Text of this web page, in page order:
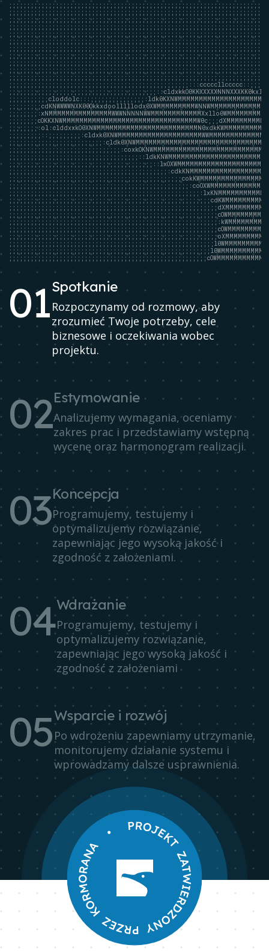
;;;;;;;;;;;;;;;;;;;;;;;;;;;;;;;;;;;;;;;;;;;;;;;;;;;;;;;;;;;;;;;;;;;;;;
;;;;;;;;;;;;;;;;;;;;;;;;;;;;;;;;;;;;;;;;;;;;;;;;;;;;;;;;;;;;;;;;;;;;;;
;;;;;;;;;;;;;;;;;;;;;;;;;;;;;;;;;;;;;;;;;;;;;;;;;;;;;;;;;;;;;;;;;;;;;;
;;;;;;;;;;;;;;;;;;;;;;;;;;;;;;;;;;;;;;;;;;;;;;;;;;;;;;;;;;;;;;;;;;;;;;
;;;;;;;;;;;;;;;;;;;;;;;;;;;;;;;;;;;;;;;;;;;;;;;;;;;;;;;;;;;;;;;;;;;;;;
;;;;;;;;;;;;;;;;;;;;;;;;;;;;;;;;;;;;;;;;;;;;;;;;;;;;;;;;;;;;;;;;;;;;;;
;;;;;;;;;;;;;;;;;;;;;;;;;;;;;;;;;;;;;;;;;;;;;;;;;;;;;;;;;;;;;;;;;;;;;;
;;;;;;;;;;;;;;;;;;;;;;;;;;;;;;;;;;;;;;;;;;;;;;;;;;;;;;;;;;;;;;;;;;;;;;
;;;;;;;;;;;;;;;;;;;;;;;;;;;;;;;;;;;;;;;;;;;;;;;;;;;;;;;;;;;;;;;;;;;;;;
;;;;;;;;;;;;;;;;;;;;;;;;;;;;;;;;;;;;;;;;;;;;;;;;;;;;;;;;;;;;;;;;;;;;;;
;;;;;;;;;;;;;;;;;;;;;;;;;;;;;;;;;;;;;;;;;;;;;;;;;;;;;;;;;;;;;;;;;;;;;;
;;;;;;;;;;;;;;;;;;;;;;;;;;;;;;;;;;;;;;;;;;;;;;;;;;:::cccccllccccc::;;;
;;;;;;;;;;;;;;;;;;;;;;;;;;;;;;;;;;;;;;;;;::cldxkkO0KKXXXXXNNNXXXKK0kxl
;;;;;;;;;;;;;;;;;;;;;;;;;;;;;;;;;;;;;;;;;;;;;;;;;;:coOXWMMMMMMMMMMMMMM
;;;;;;;;;;;;;;;;;;;;;;;;;;;;;;;;;;;;;;;;;;;;;;;;;;;;;:lxKNMMMMMMMMMMMM
;;;;;;;;;;;;;;;;;;;;;;;;;;;;;;;;;;;;;;;;;;;;;;;;;;;;;;;;cdKWMMMMMMMMMM
;;;;;;;;;;;;;;;;;;;;;;;;;;;;;;;;;;;;;;;;;;;;;;;;;;;;;;;;;;dXMMMMMMMMMM
;;;;;;;;;;;;;;;;;;;;;;;;;;;;;;;;;;;;;;;;;;;;;;;;;;;;;;;;;;cOWMMMMMMMMM
;;;;;;;;;;;;;;;;;;;;;;;;;;;;;;;;;;;;;;;;;;;;;;;;;;;;;;;;;;:kWMMMMMMMMM
;;;;;;;;;;;;;;;;;;;;;;;;;;;;;;;;;;;;;;;;;;;;;;;;;;;;;;;;;;cOWMMMMMMMMM
;;;;;;;;;;;;;;;;;;;;;;;;;;;;;;;;;;;;;;;;;;;;;;;;;;;;;;;;;;oXMMMMMMMMMM
;;;;;;;;;;;;;;;;;;;;;;;;;;;;;;;;;;;;;;;;;;;;;;;;;;;;;;;;;l0WMMMMMMMMMM
;;;;;;;;;;;;;;;;;;;;;;;;;;;;;;;;;;;;;;;;;;;;;;;;;;;;;;;;l0WMMMMMMMMMMM
;;;;;;;;;;;;;;;;;;;;;;;;;;;;;;;;;;;;;;;;;;;;;;;;;;;;;;;cOWMMMMMMMMMMMM
01Spotkanie
Rozpoczynamy od rozmowy, aby
zrozumieć Twoje potrzeby, cele
biznesowe i oczekiwania wobec
projektu.
02Estymowanie
Analizujemy wymagania, oceniamy
zakres prac i przedstawiamy wstępną
wycenę oraz harmonogram realizacji.
03Koncepcja
Programujemy, testujemy i
optymalizujemy rozwiązanie,
zapewniając jego wysoką jakość i
zgodność z założeniami.
04Wdrażanie
Programujemy, testujemy i
optymalizujemy rozwiązanie,
zapewniając jego wysoką jakość i
zgodność z założeniami
05Wsparcie i rozwój
Po wdrożeniu zapewniamy utrzymanie,
monitorujemy działanie systemu i
wprowadzamy dalsze usprawnienia.